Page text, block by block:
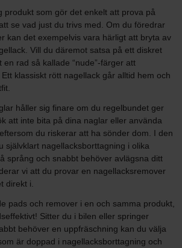
produkt som gör det enkelt att prova på
se vad just du trivs med. Om du föredrar
kan det exempelvis vara härligt att bryta av
Vill du däremot satsa på ett diskret
en rad så kallade “nude”-färger att
klassiskt rött nagellack går alltid hem och
håller sig finare om du regelbundet ger
att inte bita på dina naglar eller använda
du riskerar att ha sönder dom. I den
självklart nagellacksborttagning i olika
språng och snabbt behöver avlägsna ditt
vi att du provar en nagellacksremover
direkt i.
pads och remover i en och samma produkt,
Sitter du i bilen eller springer
behöver en uppfräschning kan du välja
är doppad i nagellacksborttagning och